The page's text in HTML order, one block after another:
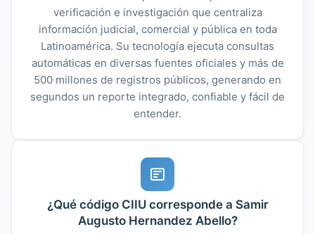
verificación e investigación que centraliza
información judicial, comercial y pública en toda
Latinoamérica. Su tecnología ejecuta consultas
automáticas en diversas fuentes oficiales y más de
500 millones de registros públicos, generando en
segundos un reporte integrado, confiable y fácil de
entender.
¿Qué código CIIU corresponde a Samir
Augusto Hernandez Abello?